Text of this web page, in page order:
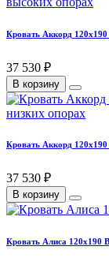
Кровать Аккорд
37 530 ₽
В корзину
Кровать Аккорд
37 530 ₽
В корзину
Кровать Алиса 120х190